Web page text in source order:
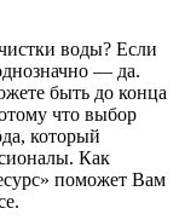
воды? Если
— да.
быть до конца
что выбор
который
Как
поможет Вам